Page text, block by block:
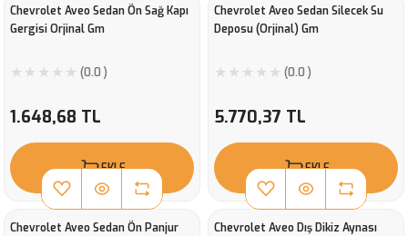
Chevrolet Aveo Sedan Ön Sağ Kapı
Gergisi Orjinal Gm
(0.0 )
1.648,68 TL
EKLE
Chevrolet Aveo Sedan Silecek Su
Deposu (Orjinal) Gm
(0.0 )
5.770,37 TL
EKLE
Chevrolet Aveo Sedan Ön Panjur
Chevrolet Aveo Dış Dikiz Aynası